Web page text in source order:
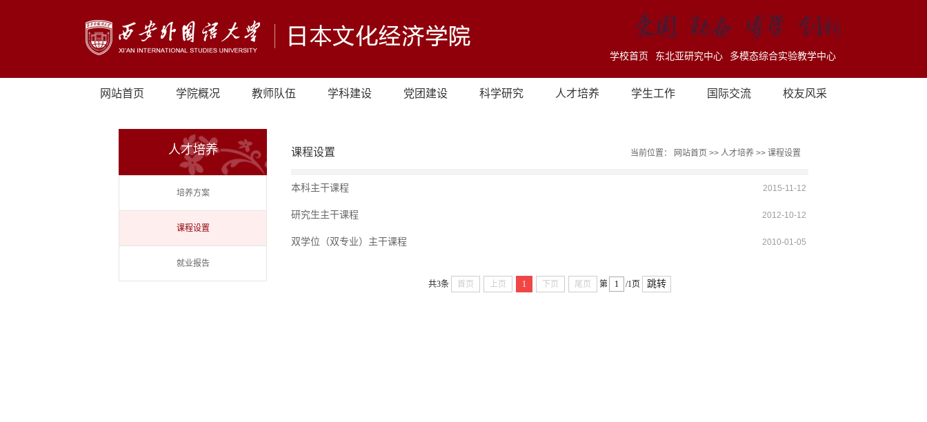
学校首页 东北亚研究中心 多模态综合实验教学中心
网站首页 学院概况 教师队伍 学科建设 党团建设 科学研究 人才培养 学生工作 国际交流 校友风采
人才培养
培养方案
课程设置
就业报告
课程设置 当前位置： 网站首页 >> 人才培养 >> 课程设置
本科主干课程 2015-11-12
研究生主干课程 2012-10-12
双学位（双专业）主干课程 2010-01-05
共3条 首页 上页 1 下页 尾页 第 /1页 跳转